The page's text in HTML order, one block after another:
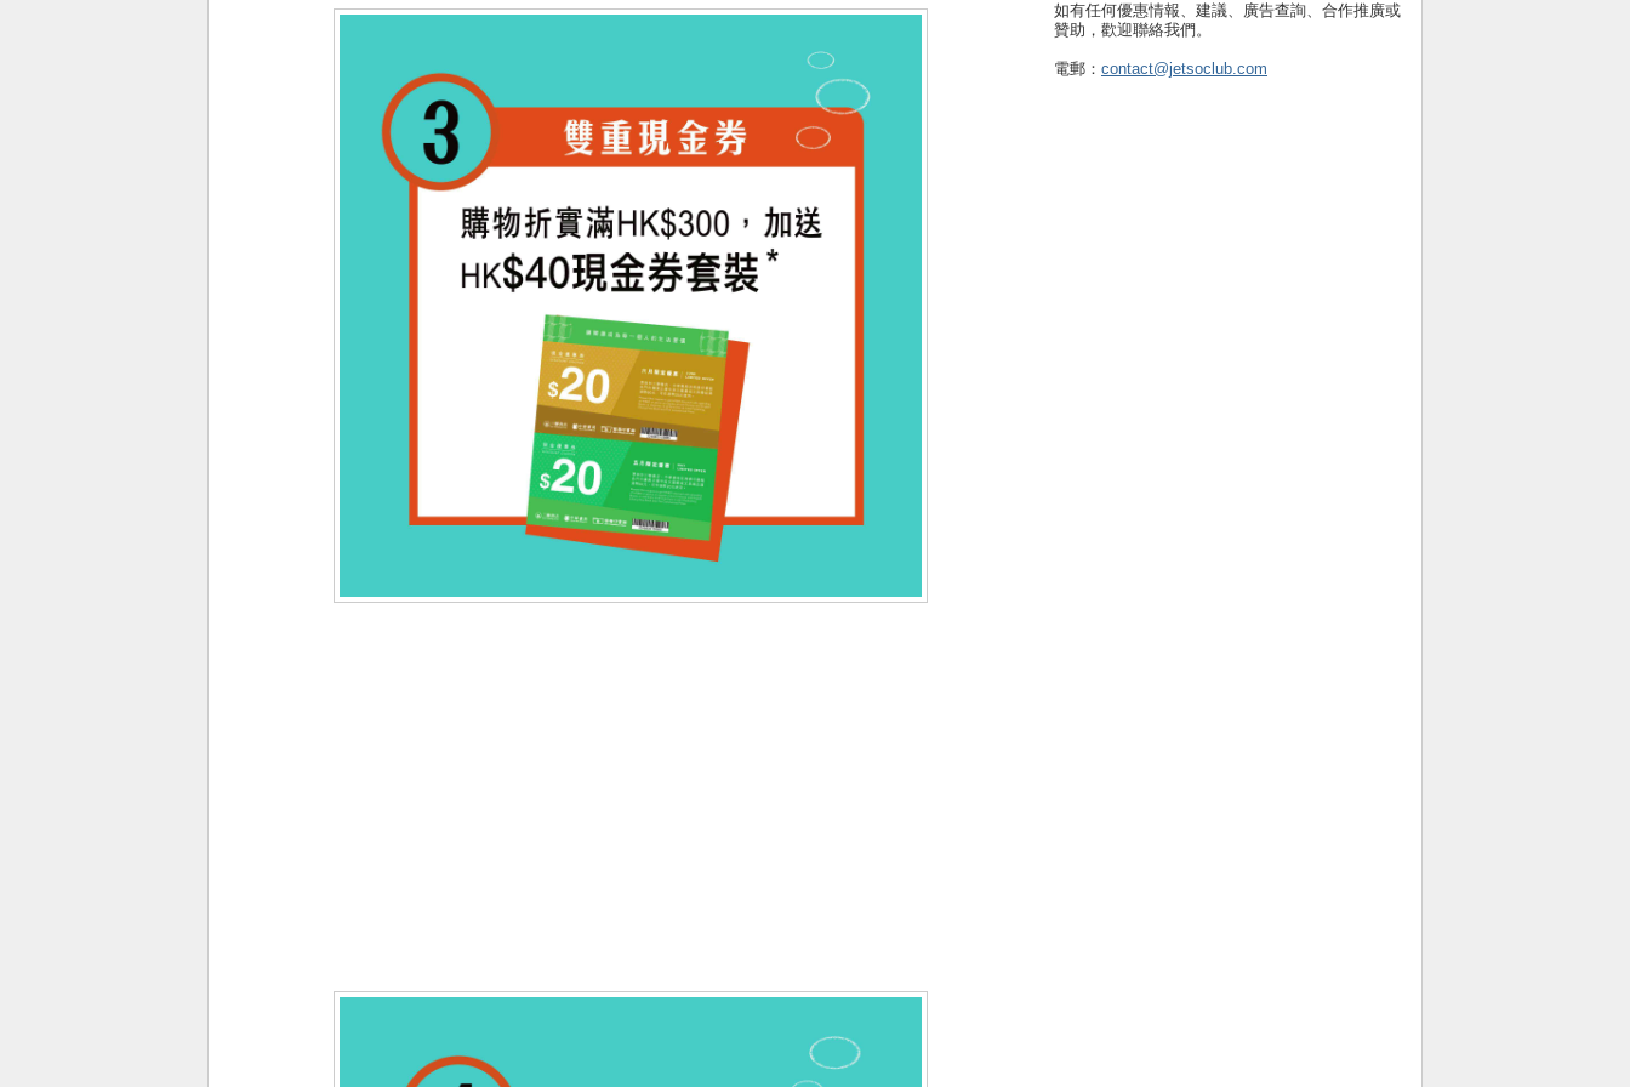
如有任何優惠情報、建議、廣告查詢、合作推廣或
贊助，歡迎聯絡我們。
電郵： contact@jetsoclub.com